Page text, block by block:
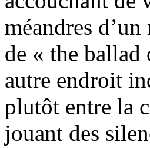
méandres
de « the
autre endroit
plutôt entre la
jouant des